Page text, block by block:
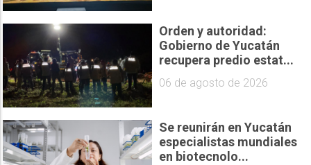
Orden y autoridad:
Gobierno de Yucatán
recupera predio estat...
06 de agosto de 2026
Se reunirán en Yucatán
especialistas mundiales
en biotecnolo...